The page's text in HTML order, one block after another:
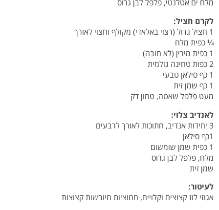
מלח ים אטלנטי, פלפל לבן גרוס
לקרם חציל:
1 חציל גדול (רצוי באלאדי) מקולף וחצוי לאורך
¼ כפית מלח
1 כפית מירין (לא חובה)
2 כפות טחינה גולמית
1 כף סילאן טבעי
1 כף שמן זית
מעט פלפל שאטה, טחון דק
לאנדיב צלוי:
3 יחידות אנדיב, חתוכות לאורך לרבעים
1כף סילאן
1 כפית שמן שומשום
מלח, פלפל לבן גרוס
שמן זית
לעיטור:
אגוזי לוז קצוצים וקלויים, חמוציות מיובשות קצוצות